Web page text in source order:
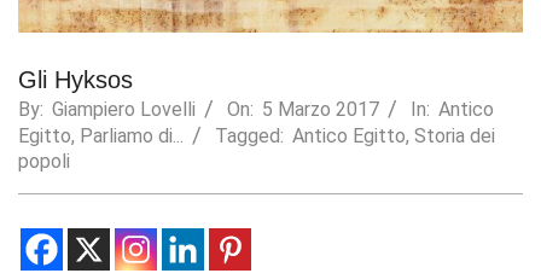
Gli Hyksos
By: Giampiero Lovelli On: 5 Marzo 2017 In: Antico
Egitto, Parliamo di... Tagged: Antico Egitto, Storia dei
popoli
Statistics
us to
improve the
website's
functionality
and
structure,
how the
website is